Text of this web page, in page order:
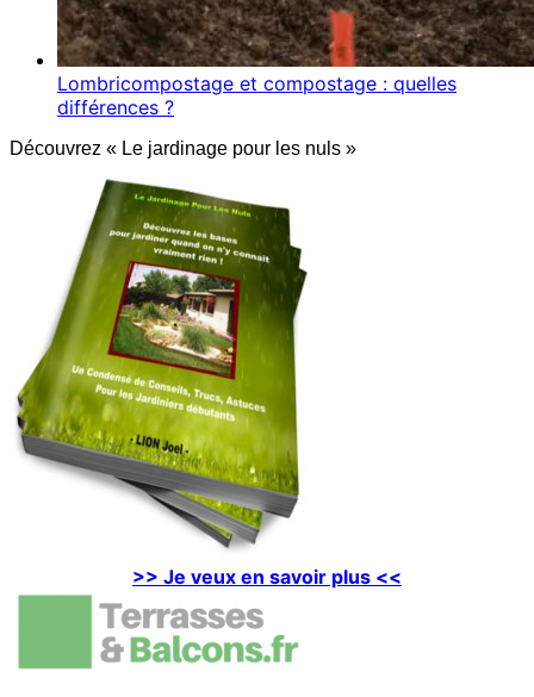
Lombricompostage et compostage : quelles
différences ?
Découvrez « Le jardinage pour les nuls »
>> Je veux en savoir plus <<